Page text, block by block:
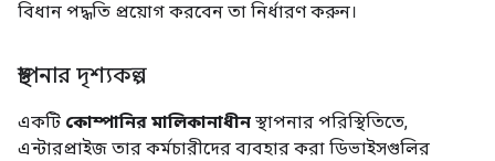
বিধান পদ্ধতি প্রয়োগ করবেন তা নির্ধারণ করুন।
স্থাপনার দৃশ্যকল্প
একটি কোম্পানির মালিকানাধীন স্থাপনার পরিস্থিতিতে,
এন্টারপ্রাইজ তার কর্মচারীদের ব্যবহার করা ডিভাইসগুলির